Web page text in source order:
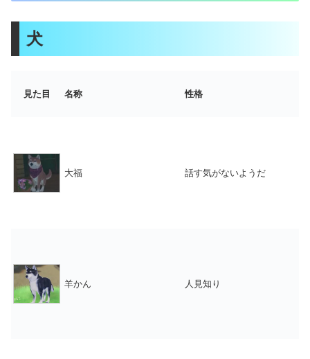
犬
見た目 名称 性格
大福 話す気がないようだ
羊かん 人見知り